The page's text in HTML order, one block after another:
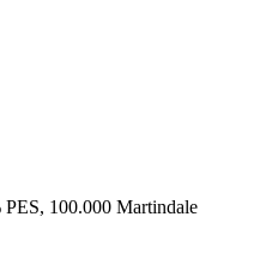
100.000 Martindale